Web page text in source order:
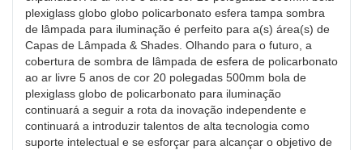
plexiglass globo globo policarbonato esfera tampa sombra
de lâmpada para iluminação é perfeito para a(s) área(s) de
Capas de Lâmpada & Shades. Olhando para o futuro, a
cobertura de sombra de lâmpada de esfera de policarbonato
ao ar livre 5 anos de cor 20 polegadas 500mm bola de
plexiglass globo de policarbonato para iluminação
continuará a seguir a rota da inovação independente e
continuará a introduzir talentos de alta tecnologia como
suporte intelectual e se esforçar para alcançar o objetivo de